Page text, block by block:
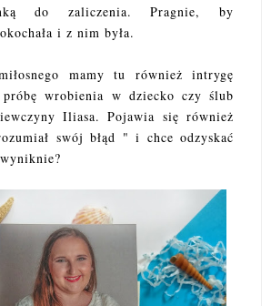
do zaliczenia. Pragnie, by
i z nim była.
mamy tu również intrygę
wrobienia w dziecko czy ślub
Iliasa. Pojawia się również
swój błąd " i chce odzyskać